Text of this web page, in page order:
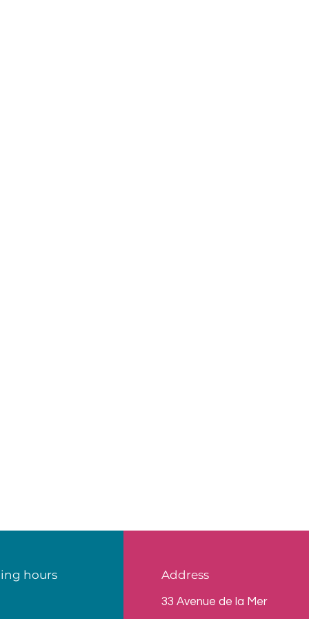
hours Address
33 Avenue de la Mer